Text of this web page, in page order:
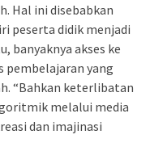
Hal ini disebabkan
peserta didik menjadi
banyaknya akses ke
yang
“Bahkan keterlibatan
melalui media
dan imajinasi